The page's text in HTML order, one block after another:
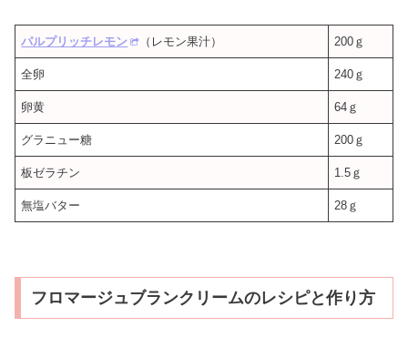
パルプリッチレモン （レモン果汁） 200ｇ
全卵 240ｇ
卵黄 64ｇ
グラニュー糖 200ｇ
板ゼラチン 1.5ｇ
無塩バター 28ｇ
フロマージュブランクリームのレシピと作り方